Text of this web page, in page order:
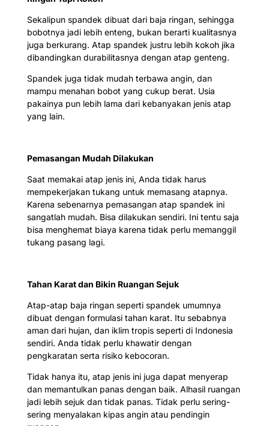
Sekalipun spandek dibuat dari baja ringan, sehingga
bobotnya jadi lebih enteng, bukan berarti kualitasnya
juga berkurang. Atap spandek justru lebih kokoh jika
dibandingkan durabilitasnya dengan atap genteng.
Spandek juga tidak mudah terbawa angin, dan
mampu menahan bobot yang cukup berat. Usia
pakainya pun lebih lama dari kebanyakan jenis atap
yang lain.
Pemasangan Mudah Dilakukan
Saat memakai atap jenis ini, Anda tidak harus
mempekerjakan tukang untuk memasang atapnya.
Karena sebenarnya pemasangan atap spandek ini
sangatlah mudah. Bisa dilakukan sendiri. Ini tentu saja
bisa menghemat biaya karena tidak perlu memanggil
tukang pasang lagi.
Tahan Karat dan Bikin Ruangan Sejuk
Atap-atap baja ringan seperti spandek umumnya
dibuat dengan formulasi tahan karat. Itu sebabnya
aman dari hujan, dan iklim tropis seperti di Indonesia
sendiri. Anda tidak perlu khawatir dengan
pengkaratan serta risiko kebocoran.
Tidak hanya itu, atap jenis ini juga dapat menyerap
dan memantulkan panas dengan baik. Alhasil ruangan
jadi lebih sejuk dan tidak panas. Tidak perlu sering-
sering menyalakan kipas angin atau pendingin